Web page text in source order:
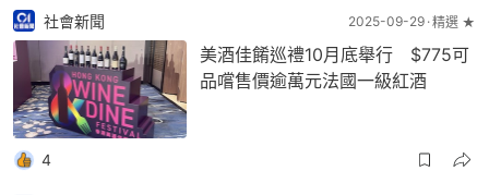
社會新聞 2025-09-29 精選 ★
美酒佳餚巡禮10月底舉行 $775可
品嚐售價逾萬元法國一級紅酒
4